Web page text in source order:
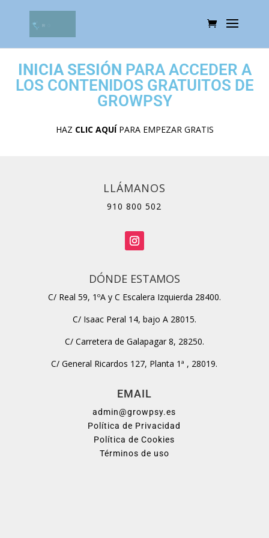
INICIA SESIÓN PARA ACCEDER A
LOS CONTENIDOS GRATUITOS DE
GROWPSY
HAZ CLIC AQUÍPARA EMPEZAR GRATIS
LLÁMANOS
910 800 502
DÓNDE ESTAMOS
C/ Real 59, 1ºA y C Escalera Izquierda 28400.
C/ Isaac Peral 14, bajo A 28015.
C/ Carretera de Galapagar 8, 28250.
C/ General Ricardos 127, Planta 1ª , 28019.
EMAIL
admin@growpsy.es
Política de Privacidad
Política de Cookies
Términos de uso